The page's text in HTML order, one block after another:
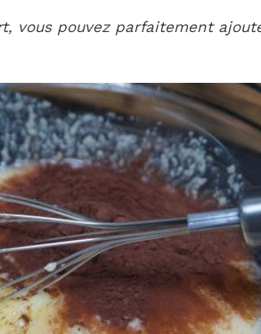
vous pouvez parfaitement